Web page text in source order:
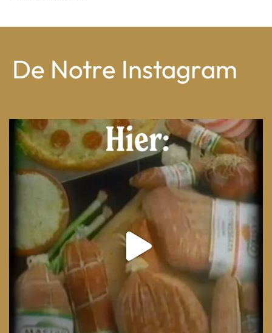
De Notre Instagram
From wood-paneled basements to candlelit condo...
8 0